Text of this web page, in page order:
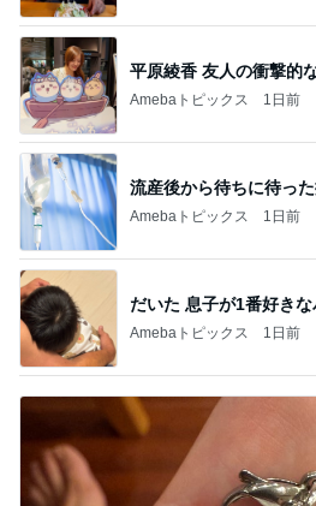
平原綾香 友人の衝撃的
Amebaトピックス 1日前
流産後から待ちに待っ
Amebaトピックス 1日前
だいた 息子が1番好き
Amebaトピックス 1日前